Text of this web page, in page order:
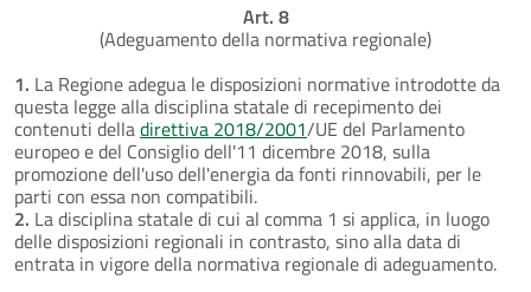
Art. 8
(Adeguamento della normativa regionale)
1. La Regione adegua le disposizioni normative introdotte da
questa legge alla disciplina statale di recepimento dei
contenuti delladirettiva 2018/2001/UE del Parlamento
europeo e del Consiglio dell'11 dicembre 2018, sulla
promozione dell'uso dell'energia da fonti rinnovabili, per le
parti con essa non compatibili.
2. La disciplina statale di cui al comma 1 si applica, in luogo
delle disposizioni regionali in contrasto, sino alla data di
entrata in vigore della normativa regionale di adeguamento.